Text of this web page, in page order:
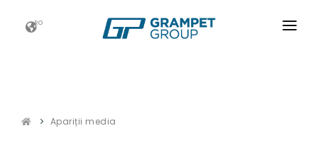
RO
NOUTATIApariții media